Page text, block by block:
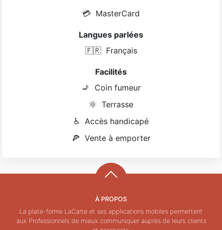
💳 MasterCard
Langues parlées
🇫🇷 Français
Facilités
🚬
Coin fumeur
🌞 Terrasse
♿ Accès handicapé
🍕 Vente à emporter
À PROPOS
La plate-forme LaCarte et ses applications mobiles permettent
aux Professionnels de mieux communiquer auprès de leurs clients